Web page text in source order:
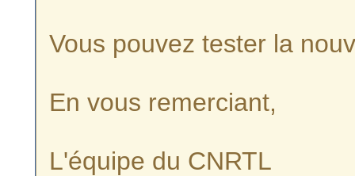
Vous pouvez tester la
En vous remerciant,
L'équipe du CNRTL